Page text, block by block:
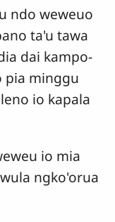
ndo weweuo
ta'u tawa
dai kampo-
pia minggu
io kapala
io mia
ngko'orua